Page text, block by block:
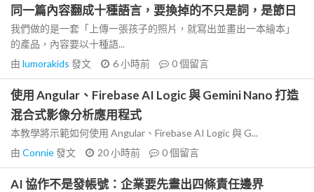
同一篇內容翻成十種語言，要換掉的不只是詞，是節日
我們做的是一套「上傳一張孩子的照片，就寫出並畫出一本繪本」
的產品，內容要以十種語...
由 lumorakids 發文 6 小時前 0個留言
使用 Angular、Firebase AI Logic 與 Gemini Nano 打造
混合式影像分析應用程式
本教學將示範如何使用 Angular、Firebase AI Logic 與 G...
由 Connie發文 20 小時前 0個留言
AI 協作不是發帳號：企業要先畫出四條責任邊界